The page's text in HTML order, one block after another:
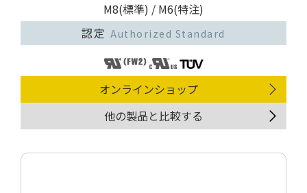
M8(標準) / M6(特注)
認定 Authorized Standard
オンラインショップ
他の製品と比較する